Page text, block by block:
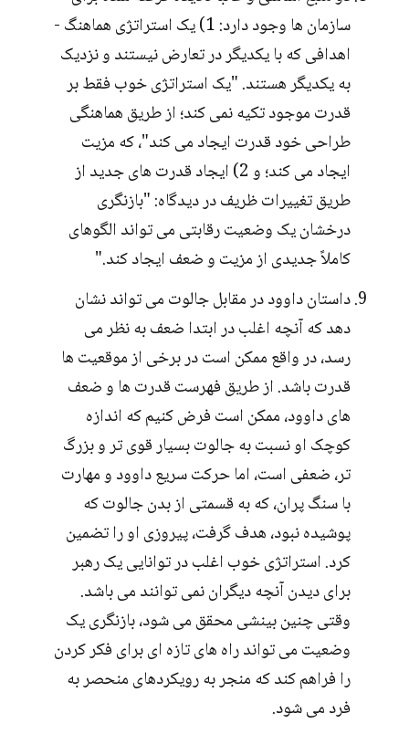
سازمان ها وجود دارد: 1) یک استراتژی هماهنگ -
اهدافی که با یکدیگر در تعارض نیستند و نزدیک
به یکدیگر هستند. "یک استراتژی خوب فقط بر
قدرت موجود تکیه نمی کند؛ از طریق هماهنگی
طراحی خود قدرت ایجاد می کند"، که مزیت
ایجاد می کند؛ و 2) ایجاد قدرت های جدید از
طریق تغییرات ظریف در دیدگاه: "بازنگری
درخشان یک وضعیت رقابتی می تواند الگوهای
کاملاً جدیدی از مزیت و ضعف ایجاد کند."
داستان داوود در مقابل جالوت می تواند نشان
دهد که آنچه اغلب در ابتدا ضعف به نظر می
رسد، در واقع ممکن است در برخی از موقعیت ها
قدرت باشد. از طریق فهرست قدرت ها و ضعف
های داوود، ممکن است فرض کنیم که اندازه
کوچک او نسبت به جالوت بسیار قوی تر و بزرگ
تر، ضعفی است، اما حرکت سریع داوود و مهارت
با سنگ پران، که به قسمتی از بدن جالوت که
پوشیده نبود، هدف گرفت، پیروزی او را تضمین
کرد. استراتژی خوب اغلب در توانایی یک رهبر
برای دیدن آنچه دیگران نمی توانند می باشد.
وقتی چنین بینشی محقق می شود، بازنگری یک
وضعیت می تواند راه های تازه ای برای فکر کردن
را فراهم کند که منجر به رویکردهای منحصر به
فرد می شود.